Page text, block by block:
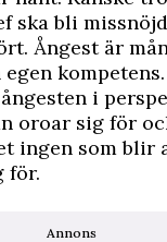
ska bli
Ångest är
i
oroar sig för
ingen som blir
för.
Annons